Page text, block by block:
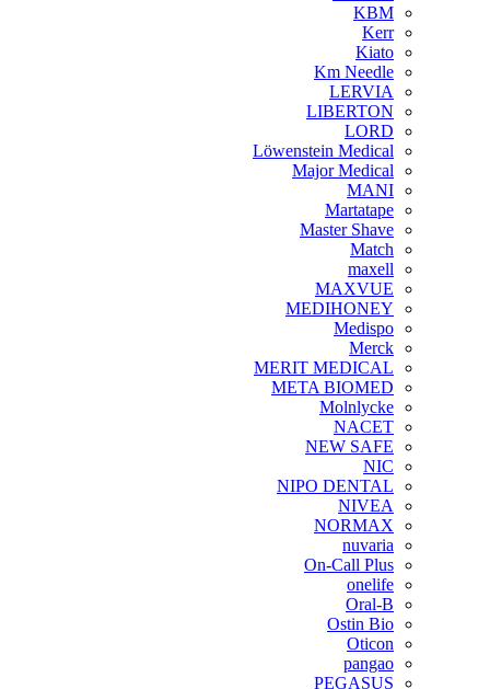
KBM
Kerr
Kiato
Km Needle
LERVIA
LIBERTON
LORD
Löwenstein Medical
Major Medical
MANI
Martatape
Master Shave
Match
maxell
MAXVUE
MEDIHONEY
Medispo
Merck
MERIT MEDICAL
META BIOMED
Molnlycke
NACET
NEW SAFE
NIC
NIPO DENTAL
NIVEA
NORMAX
nuvaria
On-Call Plus
onelife
Oral-B
Ostin Bio
Oticon
pangao
PEGASUS